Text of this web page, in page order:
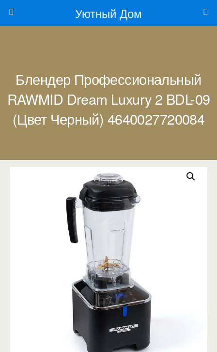
Уютный Дом
Блендер Профессиональный
RAWMID Dream Luxury 2 BDL-09
(цвет Черный) 4640027720084